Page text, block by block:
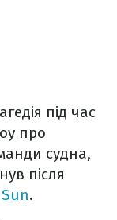
під час
про
судна,
після
.